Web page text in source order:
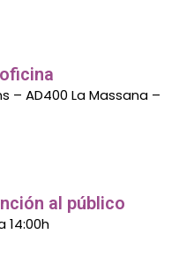
– AD400 La Massana –
al público
14:00h